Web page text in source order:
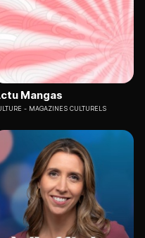
Mangas
MAGAZINES CULTURELS